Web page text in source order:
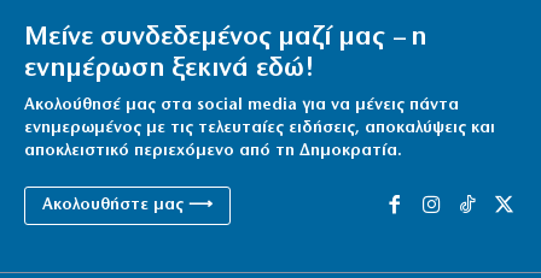
Μείνε συνδεδεμένος μαζί μας – η
ενημέρωση ξεκινά εδώ!
Ακολούθησέ μας στα social media για να μένεις πάντα
ενημερωμένος με τις τελευταίες ειδήσεις, αποκαλύψεις και
αποκλειστικό περιεχόμενο από τη Δημοκρατία.
Ακολουθήστε μας ⟶